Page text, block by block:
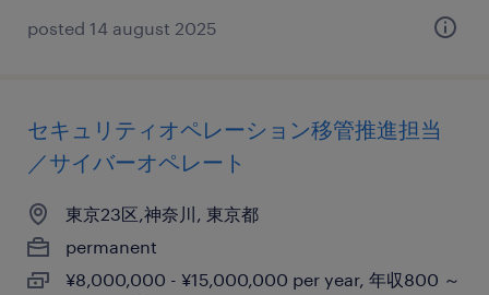
posted 14 august 2025
セキュリティオペレーション移管推進担当
／サイバーオペレート
東京23区,神奈川, 東京都
permanent
¥8,000,000 - ¥15,000,000 per year, 年収800 ～